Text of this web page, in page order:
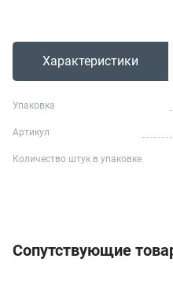
Характеристики
Упаковка
Артикул
Количество штук в упаковке
Сопутствующие